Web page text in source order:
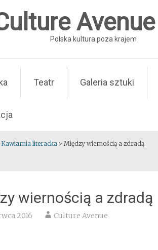
Avenue
Polska kultura poza krajem
Teatr Galeria sztuki
Kawiarnia literacka > Między wiernością a zdradą
wiernością a zdradą
2016 Culture Avenue